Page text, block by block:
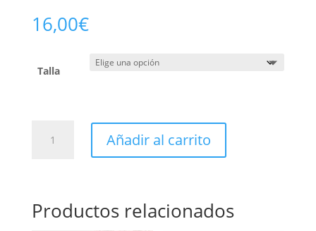
16,00€
Talla
Añadir al carrito
Productos relacionados